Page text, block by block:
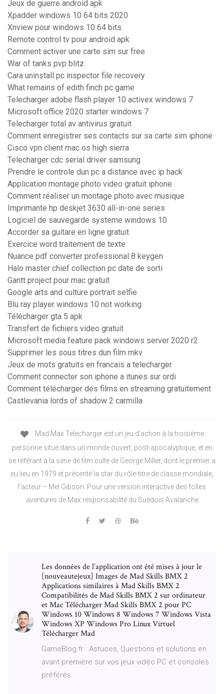
Jeux de guerre android apk
Xpadder windows 10 64 bits 2020
Xnview pour windows 10 64 bits
Remote control tv pour android apk
Comment activer une carte sim sur free
War of tanks pvp blitz
Cara uninstall pc inspector file recovery
What remains of edith finch pc game
Telecharger adobe flash player 10 activex windows 7
Microsoft office 2020 starter windows 7
Telecharger total av antivirus gratuit
Comment enregistrer ses contacts sur sa carte sim iphone
Cisco vpn client mac os high sierra
Telecharger cdc serial driver samsung
Prendre le controle dun pc a distance avec ip hack
Application montage photo video gratuit iphone
Comment réaliser un montage photo avec musique
Imprimante hp deskjet 3630 all-in-one series
Logiciel de sauvegarde systeme windows 10
Accorder sa guitare en ligne gratuit
Exercice word traitement de texte
Nuance pdf converter professional 8 keygen
Halo master chief collection pc date de sorti
Gantt project pour mac gratuit
Google arts and culture portrait selfie
Blu ray player windows 10 not working
Télécharger gta 5 apk
Transfert de fichiers video gratuit
Microsoft media feature pack windows server 2020 r2
Supprimer les sous titres dun film mkv
Jeux de mots gratuits en francais a telecharger
Comment connecter son iphone a itunes sur ordi
Comment télécharger des films en streaming gratuitement
Castlevania lords of shadow 2 carmilla
Mad Max Telecharger est un jeu d’action à la troisième
personne situé dans un monde ouvert, post-apocalyptique, et en
se référant à la série de film culte de George Miller, dont le premier a
eu lieu en 1979 et présenté la star du rôle-titre de classe mondiale,
l’acteur – Mel Gibson. Pour une version interactive des folles
aventures de Max responsabilité du Suédois Avalanche
Les données de l’application ont été mises à jour le
[nouveautejeux] Images de Mad Skills BMX 2
Applications similaires à Mad Skills BMX 2
Compatibilités de Mad Skills BMX 2 sur ordinateur
et Mac Télécharger Mad Skills BMX 2 pour PC
Windows 10 Windows 8 Windows 7 Windows Vista
Windows XP Windows Pro Linux Virtuel
Télécharger Mad
GameBlog.fr : Astuces, Questions et solutions en
avant première sur vos jeux vidéo PC et consoles
préférés.